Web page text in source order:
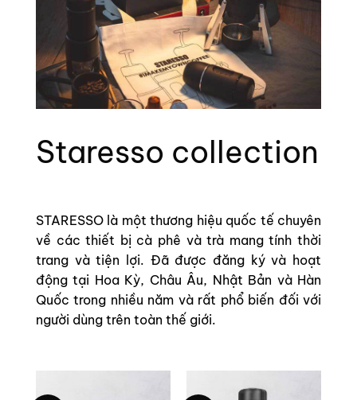
Staresso collection
STARESSO là một thương hiệu quốc tế chuyên
về các thiết bị cà phê và trà mang tính thời
trang và tiện lợi. Đã được đăng ký và hoạt
động tại Hoa Kỳ, Châu Âu, Nhật Bản và Hàn
Quốc trong nhiều năm và rất phổ biến đối với
người dùng trên toàn thế giới.